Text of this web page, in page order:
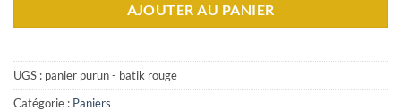
AJOUTER AU PANIER
UGS : panier purun - batik rouge
Catégorie : Paniers